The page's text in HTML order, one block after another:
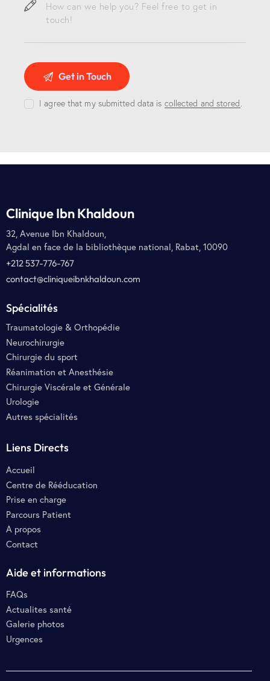
I agree that my submitted data is collected and stored .
Clinique Ibn Khaldoun
32, Avenue Ibn Khaldoun,
Agdal en face de la bibliothèque national, Rabat, 10090
+212 537-776-767
contact@cliniqueibnkhaldoun.com
Spécialités
Traumatologie & Orthopédie
Neurochirurgie
Chirurgie du sport
Réanimation et Anesthésie
Chirurgie Viscérale et Générale
Urologie
Autres spécialités
Liens Directs
Accueil
Centre de Rééducation
Prise en charge
Parcours Patient
A propos
Contact
Aide et informations
FAQs
Actualites santé
Galerie photos
Urgences